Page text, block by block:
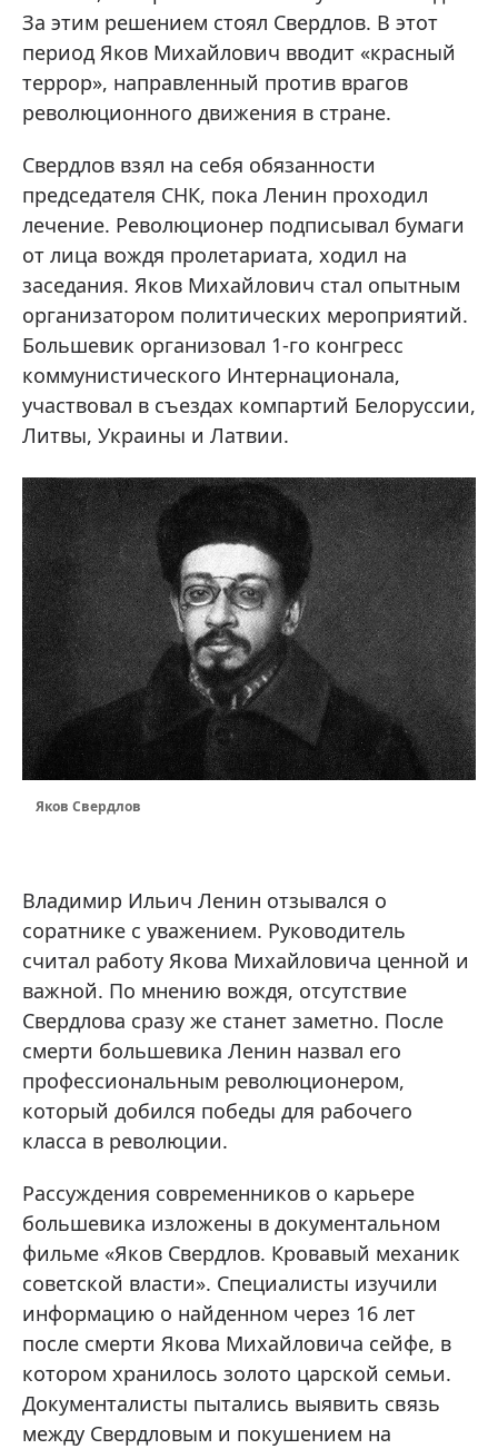
За этим решением стоял Свердлов. В этот
период Яков Михайлович вводит «красный
террор», направленный против врагов
революционного движения в стране.
Свердлов взял на себя обязанности
председателя СНК, пока Ленин проходил
лечение. Революционер подписывал бумаги
от лица вождя пролетариата, ходил на
заседания. Яков Михайлович стал опытным
организатором политических мероприятий.
Большевик организовал 1-го конгресс
коммунистического Интернационала,
участвовал в съездах компартий Белоруссии,
Литвы, Украины и Латвии.
Яков Свердлов
Владимир Ильич Ленин отзывался о
соратнике с уважением. Руководитель
считал работу Якова Михайловича ценной и
важной. По мнению вождя, отсутствие
Свердлова сразу же станет заметно. После
смерти большевика Ленин назвал его
профессиональным революционером,
который добился победы для рабочего
класса в революции.
Рассуждения современников о карьере
большевика изложены в документальном
фильме «Яков Свердлов. Кровавый механик
советской власти». Специалисты изучили
информацию о найденном через 16 лет
после смерти Якова Михайловича сейфе, в
котором хранилось золото царской семьи.
Документалисты пытались выявить связь
между Свердловым и покушением на